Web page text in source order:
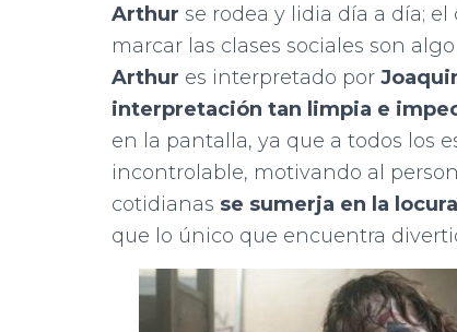
Arthur se rodea y lidia día a día;
marcar las clases sociales son
Arthur es interpretado por
interpretación tan limpia e
en la pantalla, ya que a todos los
incontrolable, motivando al
cotidianas se sumerja en la locura
que lo único que encuentra